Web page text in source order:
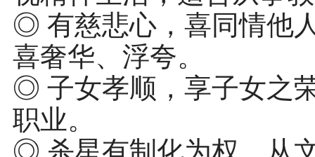
◎ 有慈悲心，喜同情他
喜奢华、浮夸。
◎ 子女孝顺，享子女之
职业。